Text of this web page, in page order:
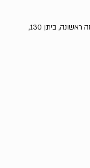
כתובתנו: דרך בן צבי 84, בניין פנורמה, קומה ראשונה, ביתן 130,